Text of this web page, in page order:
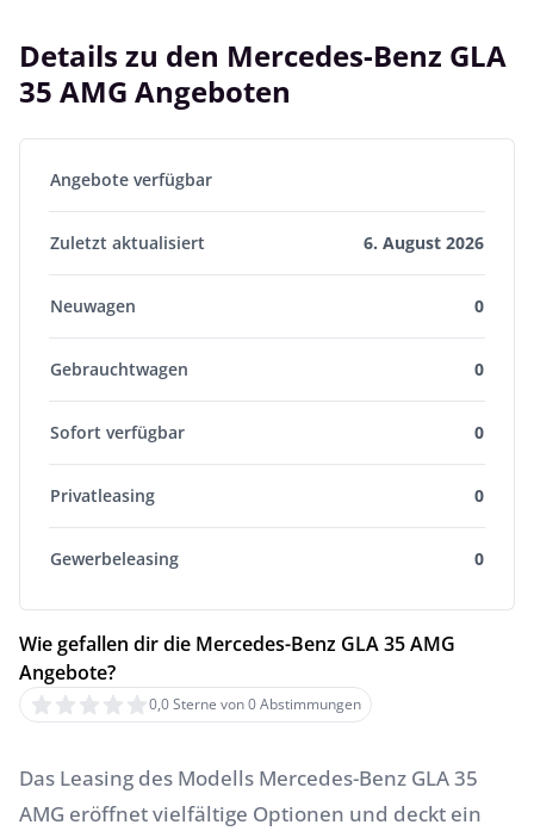
Details zu den Mercedes-Benz GLA
35 AMG Angeboten
Angebote verfügbar
Zuletzt aktualisiert 6. August 2026
Neuwagen 0
Gebrauchtwagen 0
Sofort verfügbar 0
Privatleasing 0
Gewerbeleasing 0
Wie gefallen dir die Mercedes-Benz GLA 35 AMG
Angebote?
0,0 Sterne von 0 Abstimmungen
Das Leasing des Modells Mercedes-Benz GLA 35
AMG eröffnet vielfältige Optionen und deckt ein